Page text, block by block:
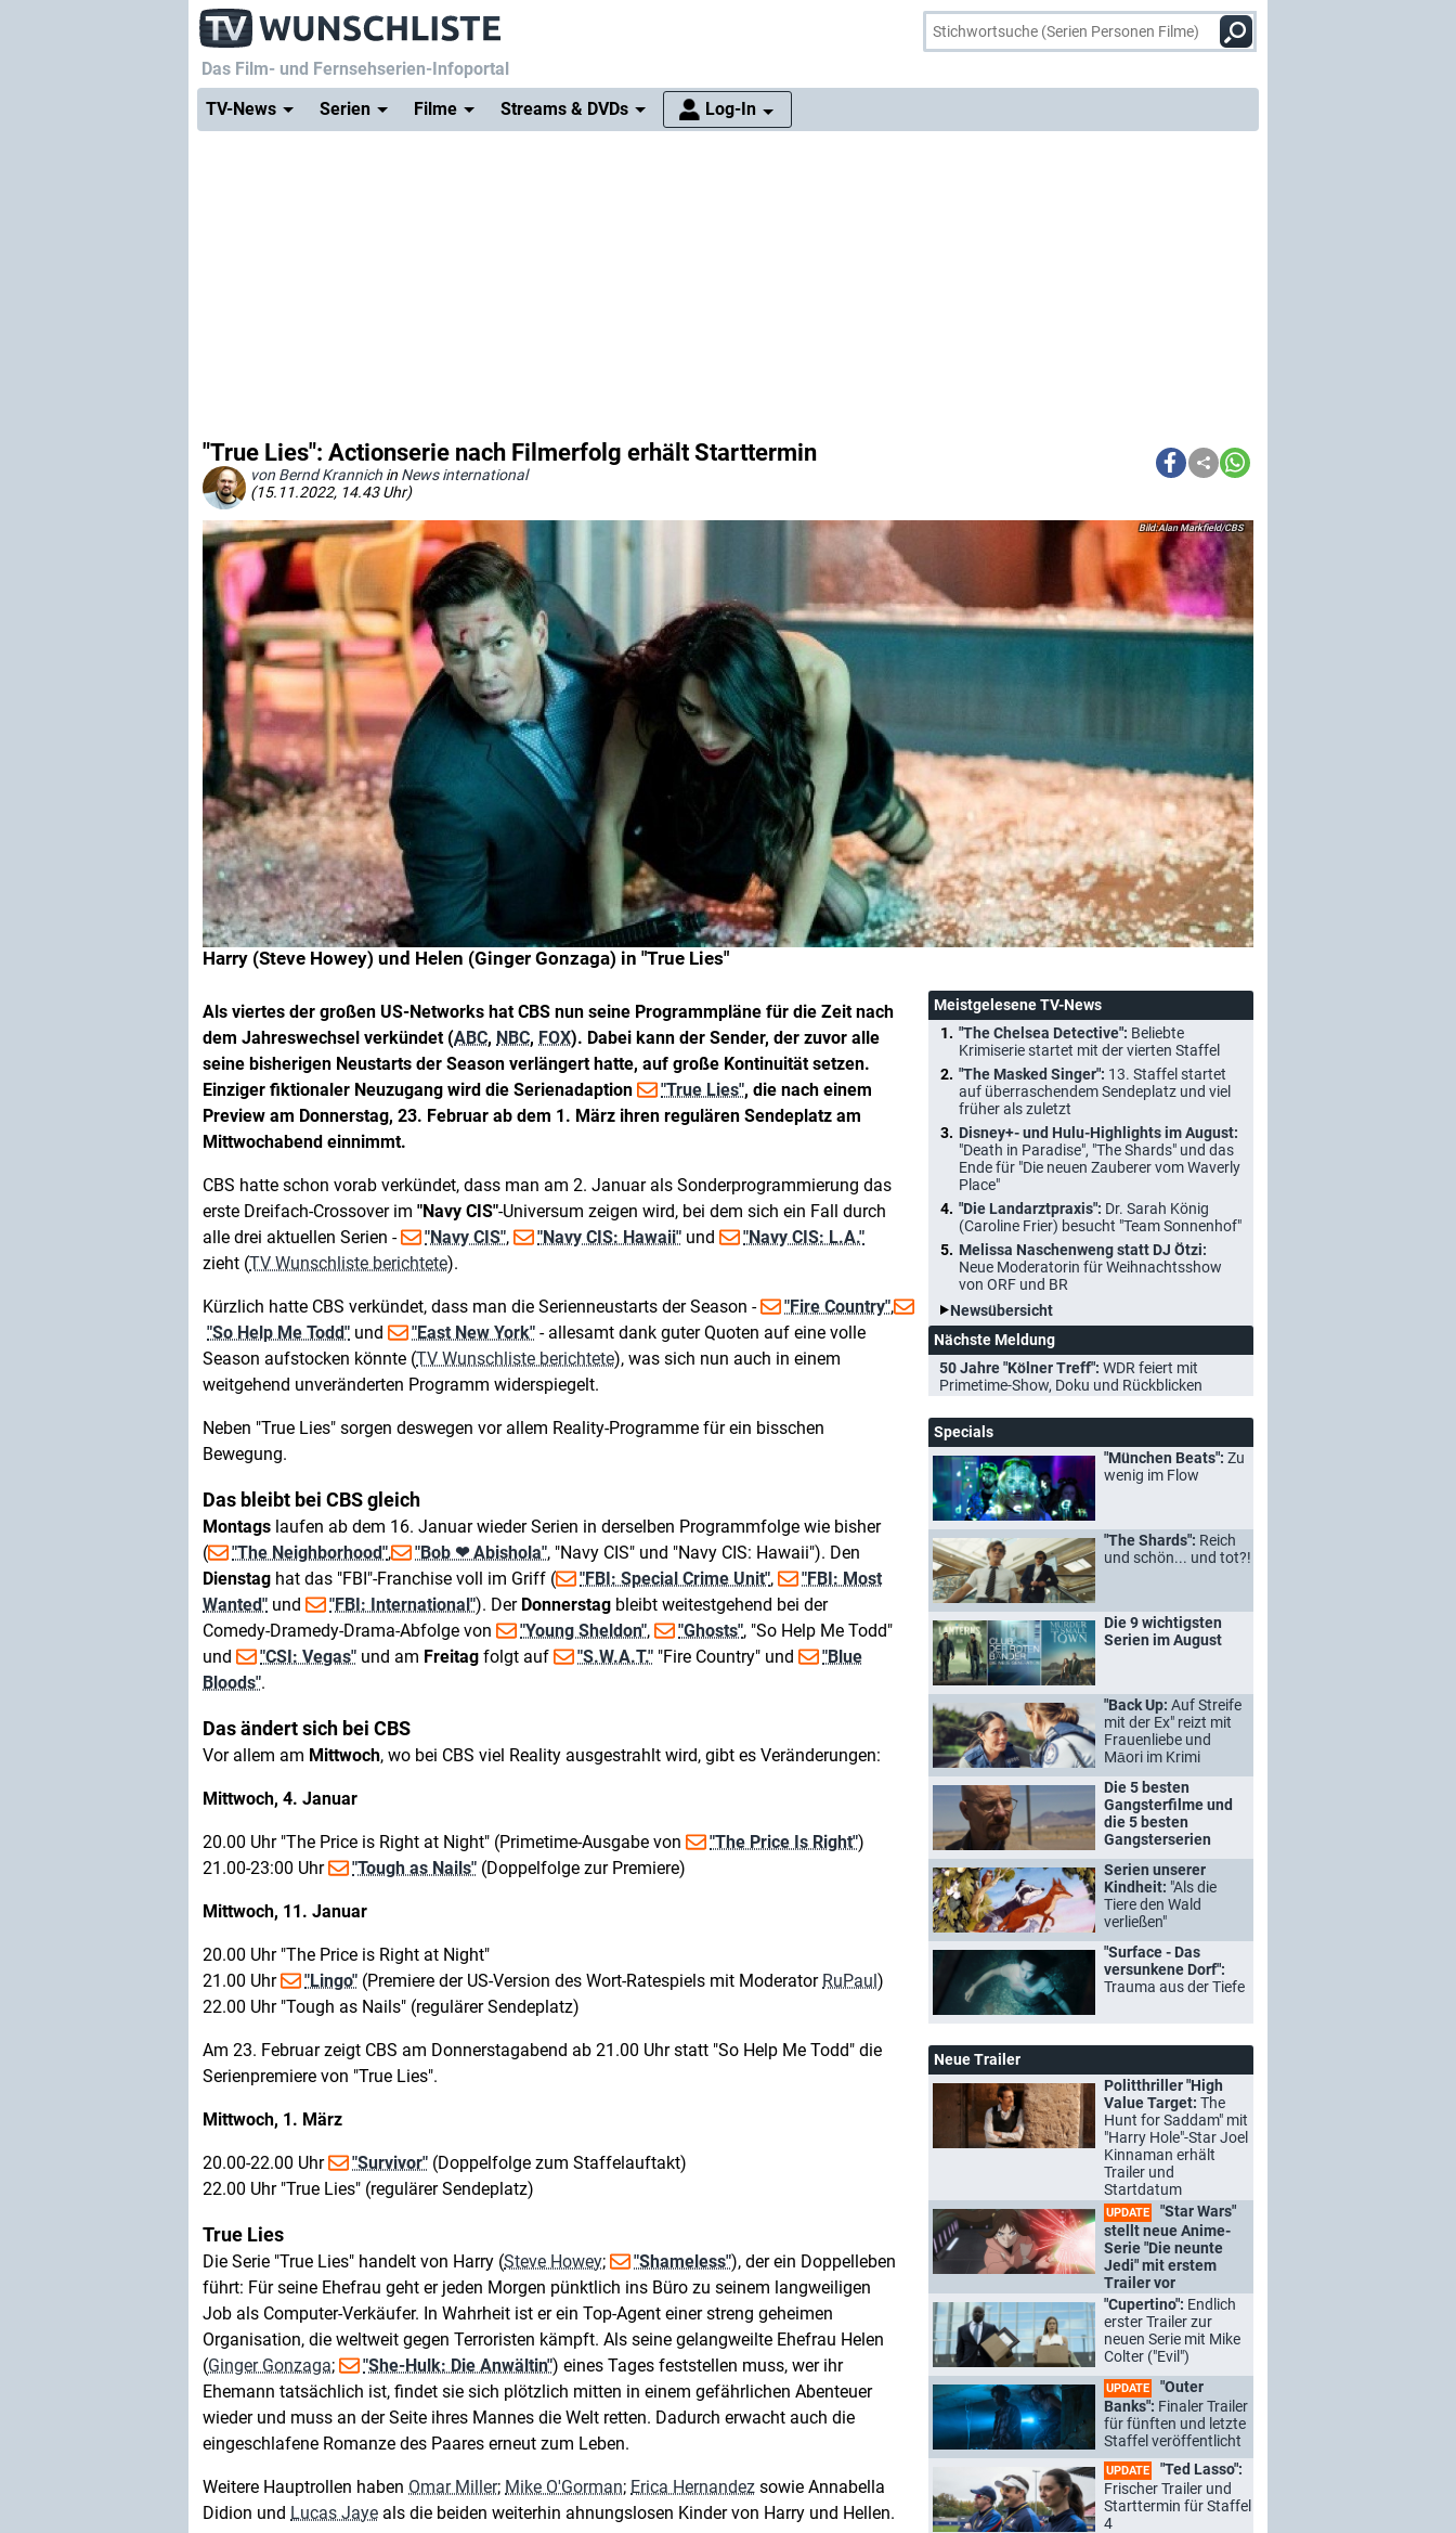
Das Film- und Fernsehserien-Infoportal
TV-News
Serien Filme Streams & DVDs Log-In
"True Lies": Actionserie nach Filmerfolg erhält Starttermin
von Bernd Krannich in News international
(15.11.2022, 14.43 Uhr)
Harry (Steve Howey) und Helen (Ginger Gonzaga) in "True Lies"
Alan Markfield/CBS
Als viertes der großen US-Networks hat CBS nun seine Programmpläne für die Zeit nach
dem Jahreswechsel verkündet (ABC, NBC, FOX). Dabei kann der Sender, der zuvor alle
seine bisherigen Neustarts der Season verlängert hatte, auf große Kontinuität setzen.
Einziger fiktionaler Neuzugang wird die Serienadaption
"True Lies", die nach einem
Preview am Donnerstag, 23. Februar ab dem 1. März ihren regulären Sendeplatz am
Mittwochabend einnimmt.
CBS hatte schon vorab verkündet, dass man am 2. Januar als Sonderprogrammierung das
erste Dreifach-Crossover im "Navy CIS"-Universum zeigen wird, bei dem sich ein Fall durch
alle drei aktuellen Serien -
"Navy CIS", "Navy CIS: Hawaii" und
"Navy CIS: L.A."
zieht (TV Wunschliste berichtete).
Kürzlich hatte CBS verkündet, dass man die Serienneustarts der Season - "Fire Country",
"So Help Me Todd" und "East New York" - allesamt dank guter Quoten auf eine volle
Season aufstocken könnte (TV Wunschliste berichtete), was sich nun auch in einem
weitgehend unveränderten Programm widerspiegelt.
Neben "True Lies" sorgen deswegen vor allem Reality-Programme für ein bisschen
Bewegung.
Das bleibt bei CBS gleich
Montags laufen ab dem 16. Januar wieder Serien in derselben Programmfolge wie bisher
(
"The Neighborhood", "Bob ❤ Abishola", "Navy CIS" und "Navy CIS: Hawaii"). Den
Dienstag hat das "FBI"-Franchise voll im Griff ( "FBI: Special Crime Unit",
"FBI: Most
Wanted" und "FBI: International"). Der Donnerstag bleibt weitestgehend bei der
Comedy-Dramedy-Drama-Abfolge von
"Young Sheldon", "Ghosts", "So Help Me Todd"
und
"CSI: Vegas" und am Freitag folgt auf "S.W.A.T." "Fire Country" und
"Blue
Bloods".
Das ändert sich bei CBS
Vor allem am Mittwoch, wo bei CBS viel Reality ausgestrahlt wird, gibt es Veränderungen:
Mittwoch, 4. Januar
20.00 Uhr "The Price is Right at Night" (Primetime-Ausgabe von "The Price Is Right")
21.00-23:00 Uhr
"Tough as Nails" (Doppelfolge zur Premiere)
Mittwoch, 11. Januar
20.00 Uhr "The Price is Right at Night"
21.00 Uhr
"Lingo" (Premiere der US-Version des Wort-Ratespiels mit Moderator RuPaul)
22.00 Uhr "Tough as Nails" (regulärer Sendeplatz)
Am 23. Februar zeigt CBS am Donnerstagabend ab 21.00 Uhr statt "So Help Me Todd" die
Serienpremiere von "True Lies".
Mittwoch, 1. März
20.00-22.00 Uhr "Survivor" (Doppelfolge zum Staffelauftakt)
22.00 Uhr "True Lies" (regulärer Sendeplatz)
True Lies
Die Serie "True Lies" handelt von Harry (Steve Howey; "Shameless"), der ein Doppelleben
führt: Für seine Ehefrau geht er jeden Morgen pünktlich ins Büro zu seinem langweiligen
Job als Computer-Verkäufer. In Wahrheit ist er ein Top-Agent einer streng geheimen
Organisation, die weltweit gegen Terroristen kämpft. Als seine gelangweilte Ehefrau Helen
(Ginger Gonzaga; "She-Hulk: Die Anwältin") eines Tages feststellen muss, wer ihr
Ehemann tatsächlich ist, findet sie sich plötzlich mitten in einem gefährlichen Abenteuer
wieder und muss an der Seite ihres Mannes die Welt retten. Dadurch erwacht auch die
eingeschlafene Romanze des Paares erneut zum Leben.
Weitere Hauptrollen haben Omar Miller; Mike O'Gorman; Erica Hernandez sowie Annabella
Didion und Lucas Jaye als die beiden weiterhin ahnungslosen Kinder von Harry und Hellen.
Meistgelesene TV-News
"The Chelsea Detective": Beliebte
Krimiserie startet mit der vierten Staffel
"The Masked Singer": 13. Staffel startet
auf überraschendem Sendeplatz und viel
früher als zuletzt
Disney+- und Hulu-Highlights im August:
"Death in Paradise", "The Shards" und das
Ende für "Die neuen Zauberer vom Waverly
Place"
"Die Landarztpraxis": Dr. Sarah König
(Caroline Frier) besucht "Team Sonnenhof"
Melissa Naschenweng statt DJ Ötzi:
Neue Moderatorin für Weihnachtsshow
von ORF und BR
Newsübersicht
Nächste Meldung
50 Jahre "Kölner Treff": WDR feiert mit
Primetime-Show, Doku und Rückblicken
Specials
"München Beats": Zu
wenig im Flow
"The Shards": Reich
und schön... und tot?!
Die 9 wichtigsten
Serien im August
"Back Up: Auf Streife
mit der Ex" reizt mit
Frauenliebe und
Māori im Krimi
Die 5 besten
Gangsterfilme und
die 5 besten
Gangsterserien
Serien unserer
Kindheit: "Als die
Tiere den Wald
verließen"
"Surface - Das
versunkene Dorf":
Trauma aus der Tiefe
Neue Trailer
Politthriller "High
Value Target: The
Hunt for Saddam" mit
"Harry Hole"-Star Joel
Kinnaman erhält
Trailer und
Startdatum
UPDATE
"Star Wars"
stellt neue Anime-
Serie "Die neunte
Jedi" mit erstem
Trailer vor
"Cupertino": Endlich
erster Trailer zur
neuen Serie mit Mike
Colter ("Evil")
UPDATE
"Outer
Banks": Finaler Trailer
für fünften und letzte
Staffel veröffentlicht
UPDATE
"Ted Lasso":
Frischer Trailer und
Starttermin für Staffel
4